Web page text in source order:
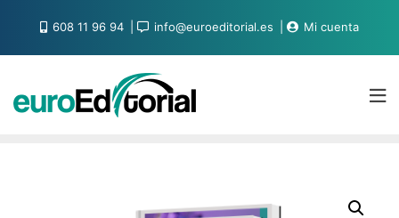
608 11 96 94 info@euroeditorial.es Mi cuenta